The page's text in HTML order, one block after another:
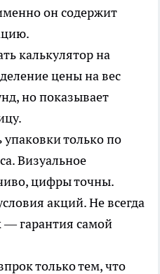
он содержит
калькулятор на
цены на вес
но показывает
упаковки только по
Визуальное
цифры точны.
акций. Не всегда
гарантия самой
только тем, что